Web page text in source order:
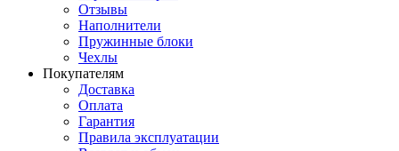
Отзывы
Наполнители
Пружинные блоки
Чехлы
Покупателям
Доставка
Оплата
Гарантия
Правила эксплуатации